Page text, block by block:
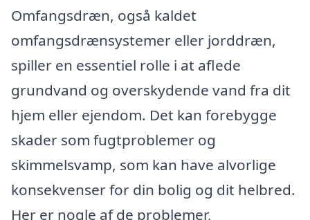
Omfangsdræn, også kaldet
omfangsdrænsystemer eller jorddræn,
spiller en essentiel rolle i at aflede
grundvand og overskydende vand fra dit
hjem eller ejendom. Det kan forebygge
skader som fugtproblemer og
skimmelsvamp, som kan have alvorlige
konsekvenser for din bolig og dit helbred.
Her er nogle af de problemer,